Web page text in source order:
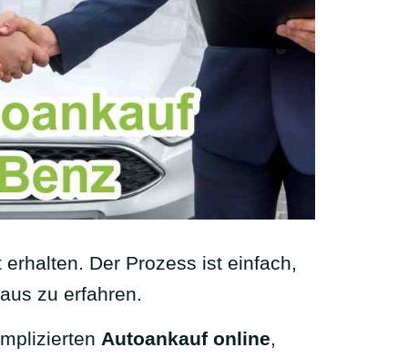
Der Prozess ist einfach,
zu erfahren.
Autoankauf online,